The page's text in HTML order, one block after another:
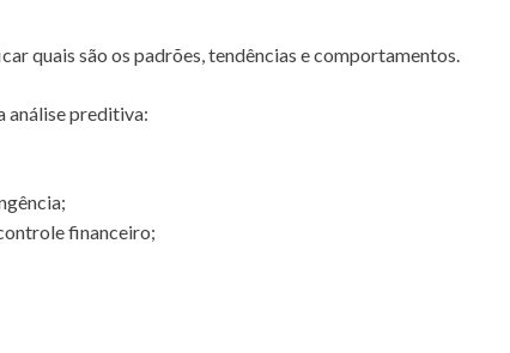
quais são os padrões, tendências e comportamentos.
análise preditiva:
financeiro;